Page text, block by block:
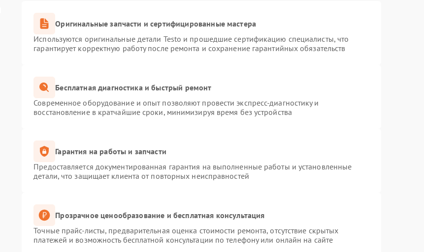
Оригинальные запчасти и сертифицированные мастера
Используются оригинальные детали Testo и прошедшие сертификацию специалисты, что
гарантирует корректную работу после ремонта и сохранение гарантийных обязательств
Бесплатная диагностика и быстрый ремонт
Современное оборудование и опыт позволяют провести экспресс-диагностику и
восстановление в кратчайшие сроки, минимизируя время без устройства
Гарантия на работы и запчасти
Предоставляется документированная гарантия на выполненные работы и установленные
детали, что защищает клиента от повторных неисправностей
Прозрачное ценообразование и бесплатная консультация
Точные прайс-листы, предварительная оценка стоимости ремонта, отсутствие скрытых
платежей и возможность бесплатной консультации по телефону или онлайн на сайте